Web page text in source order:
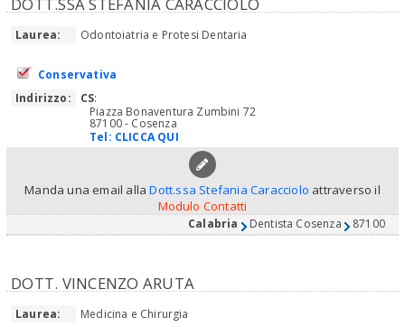
Laurea: Odontoiatria e Protesi Dentaria
Conservativa
Indirizzo:
CS:
Piazza Bonaventura Zumbini 72
87100 - Cosenza
Tel: CLICCA QUI
Manda una email allaDott.ssa Stefania Caracciolo attraverso il
Modulo Contatti
Calabria Dentista Cosenza 87100
DOTT. VINCENZO ARUTA
Laurea: Medicina e Chirurgia